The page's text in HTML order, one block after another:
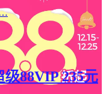
…
88VIP 235元